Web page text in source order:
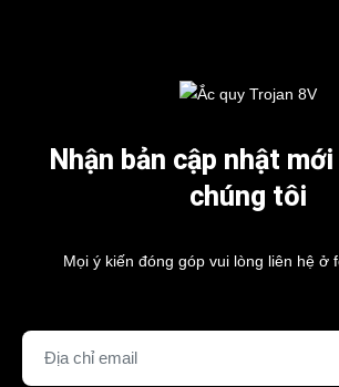
Nhận bản cập nhật
chúng tôi
Mọi ý kiến đóng góp vui lòng liên hệ ở